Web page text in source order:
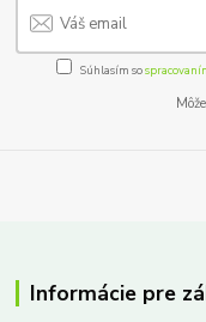
Súhlasím so
Informácie pre